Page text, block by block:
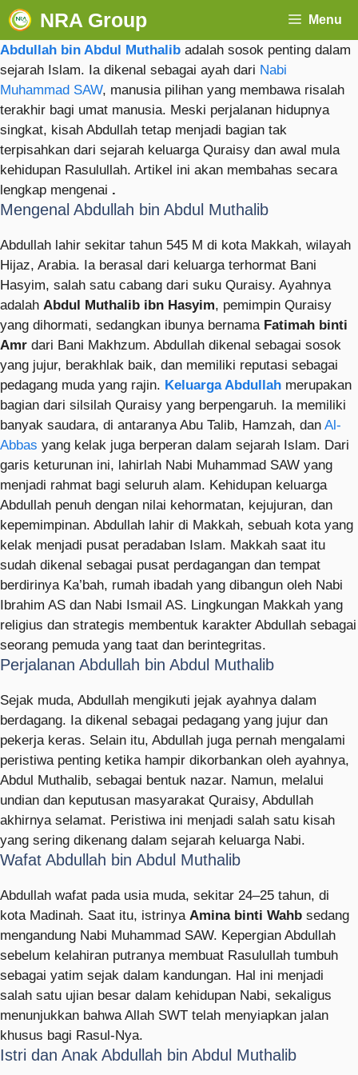
NRA Group Menu
Abdullah bin Abdul Muthalib adalah sosok penting dalam
sejarah Islam. Ia dikenal sebagai ayah dari Nabi
Muhammad SAW, manusia pilihan yang membawa risalah
terakhir bagi umat manusia. Meski perjalanan hidupnya
singkat, kisah Abdullah tetap menjadi bagian tak
terpisahkan dari sejarah keluarga Quraisy dan awal mula
kehidupan Rasulullah. Artikel ini akan membahas secara
lengkap mengenai .
Mengenal Abdullah bin Abdul Muthalib
Abdullah lahir sekitar tahun 545 M di kota Makkah, wilayah
Hijaz, Arabia. Ia berasal dari keluarga terhormat Bani
Hasyim, salah satu cabang dari suku Quraisy. Ayahnya
adalah Abdul Muthalib ibn Hasyim, pemimpin Quraisy
yang dihormati, sedangkan ibunya bernama Fatimah binti
Amr dari Bani Makhzum. Abdullah dikenal sebagai sosok
yang jujur, berakhlak baik, dan memiliki reputasi sebagai
pedagang muda yang rajin. Keluarga Abdullah merupakan
bagian dari silsilah Quraisy yang berpengaruh. Ia memiliki
banyak saudara, di antaranya Abu Talib, Hamzah, dan Al-
Abbas yang kelak juga berperan dalam sejarah Islam. Dari
garis keturunan ini, lahirlah Nabi Muhammad SAW yang
menjadi rahmat bagi seluruh alam. Kehidupan keluarga
Abdullah penuh dengan nilai kehormatan, kejujuran, dan
kepemimpinan. Abdullah lahir di Makkah, sebuah kota yang
kelak menjadi pusat peradaban Islam. Makkah saat itu
sudah dikenal sebagai pusat perdagangan dan tempat
berdirinya Ka’bah, rumah ibadah yang dibangun oleh Nabi
Ibrahim AS dan Nabi Ismail AS. Lingkungan Makkah yang
religius dan strategis membentuk karakter Abdullah sebagai
seorang pemuda yang taat dan berintegritas.
Perjalanan Abdullah bin Abdul Muthalib
Sejak muda, Abdullah mengikuti jejak ayahnya dalam
berdagang. Ia dikenal sebagai pedagang yang jujur dan
pekerja keras. Selain itu, Abdullah juga pernah mengalami
peristiwa penting ketika hampir dikorbankan oleh ayahnya,
Abdul Muthalib, sebagai bentuk nazar. Namun, melalui
undian dan keputusan masyarakat Quraisy, Abdullah
akhirnya selamat. Peristiwa ini menjadi salah satu kisah
yang sering dikenang dalam sejarah keluarga Nabi.
Wafat Abdullah bin Abdul Muthalib
Abdullah wafat pada usia muda, sekitar 24–25 tahun, di
kota Madinah. Saat itu, istrinya Amina binti Wahb sedang
mengandung Nabi Muhammad SAW. Kepergian Abdullah
sebelum kelahiran putranya membuat Rasulullah tumbuh
sebagai yatim sejak dalam kandungan. Hal ini menjadi
salah satu ujian besar dalam kehidupan Nabi, sekaligus
menunjukkan bahwa Allah SWT telah menyiapkan jalan
khusus bagi Rasul-Nya.
Istri dan Anak Abdullah bin Abdul Muthalib